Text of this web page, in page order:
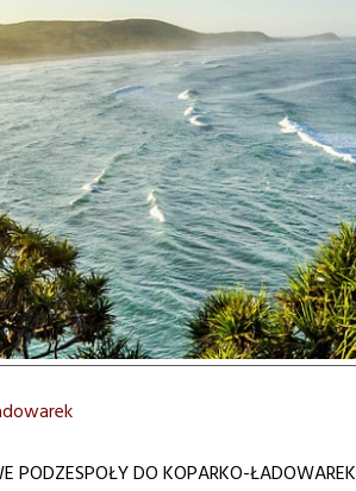
PODZESPOŁY DO KOPARKO-ŁADOWAREK